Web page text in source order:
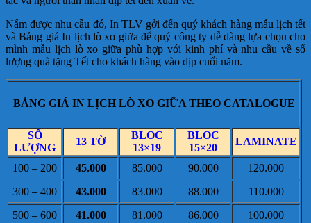
Nắm được nhu cầu đó, In TLV gởi đến quý khách hàng mẫu lịch tết
và Bảng giá In lịch lò xo giữa để quý công ty dễ dàng lựa chọn cho
mình mẫu lịch lò xo giữa phù hợp với kinh phí và nhu cầu về số
lượng quà tặng Tết cho khách hàng vào dịp cuối năm.
BẢNG GIÁ IN LỊCH LÒ XO GIỮA THEO CATALOGUE
SỐ
LƯỢNG
13 TỜ
BLOC
13×19
BLOC
15×20
LAMINATE
100 – 200 45.000 85.000 90.000
120.000
300 – 400
43.000 83.000 88.000
110.000
500 – 600
41.000 81.000 86.000
100.000